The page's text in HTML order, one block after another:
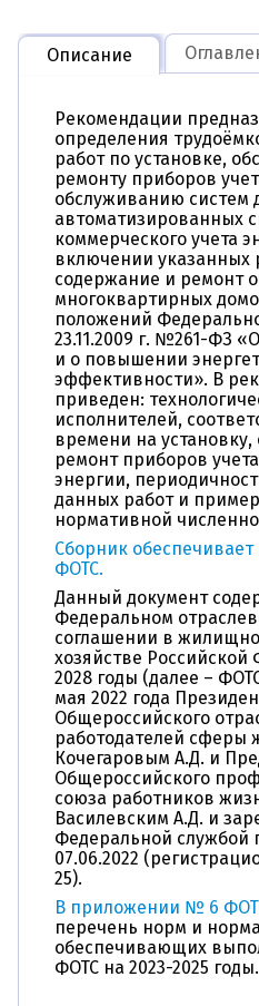
Описание
Рекомендации
определения
работ по установке,
ремонту приборов
обслуживанию систем
автоматизированных
коммерческого учета
включении указанных
содержание и ремонт
многоквартирных
положений
23.11.2009 г. №261-ФЗ
и о повышении
эффективности». В
приведен:
исполнителей,
времени на
ремонт приборов
энергии,
данных работ и
нормативной
Сборник
ФОТС.
Данный документ
Федеральном
соглашении в
хозяйстве
2028 годы (далее –
мая 2022 года
Общероссийского
работодателей сферы
Кочегаровым А.Д. и
Общероссийского
союза работников
Василевским А.Д. и
Федеральной службой
07.06.2022
25).
В приложении № 6
перечень норм и
обеспечивающих
ФОТС на 2023-2025 годы.